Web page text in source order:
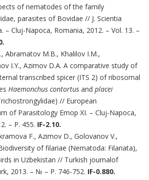
of nematodes of the family
parasites of Bovidae // J. Scientia
– Cluj-Napoca, Romania, 2012. – Vol. 13. –
Abramatov M.B., Khalilov I.M.,
I.Y., Azimov D.A. A comparative study of
transcribed spicer (ITS 2) of ribosomal
Haemonchus contortus and placei
// European
of Parasitology Emop XI. – Cluj-Napoca,
– P. 455. IF-2.10.
F., Azimov D., Golovanov V.,
of filariae (Nematoda: Filariata),
in Uzbekistan // Turkish journalof
2013. – № – P. 746-752. IF-0.880.